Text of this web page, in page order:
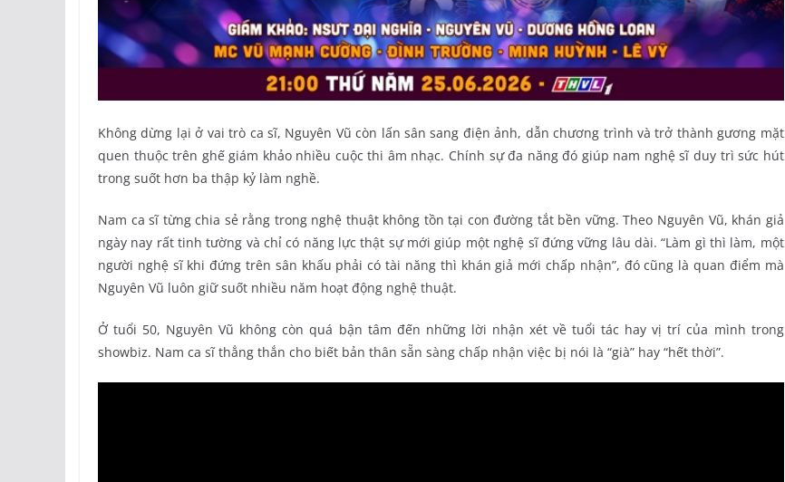
Không dừng lại ở vai trò ca sĩ, Nguyên Vũ còn lấn sân sang điện ảnh, dẫn chương trình và trở thành gương mặt
quen thuộc trên ghế giám khảo nhiều cuộc thi âm nhạc. Chính sự đa năng đó giúp nam nghệ sĩ duy trì sức hút
trong suốt hơn ba thập kỷ làm nghề.
Nam ca sĩ từng chia sẻ rằng trong nghệ thuật không tồn tại con đường tắt bền vững. Theo Nguyên Vũ, khán giả
ngày nay rất tinh tường và chỉ có năng lực thật sự mới giúp một nghệ sĩ đứng vững lâu dài. “Làm gì thì làm, một
người nghệ sĩ khi đứng trên sân khấu phải có tài năng thì khán giả mới chấp nhận”, đó cũng là quan điểm mà
Nguyên Vũ luôn giữ suốt nhiều năm hoạt động nghệ thuật.
Ở tuổi 50, Nguyên Vũ không còn quá bận tâm đến những lời nhận xét về tuổi tác hay vị trí của mình trong
showbiz. Nam ca sĩ thẳng thắn cho biết bản thân sẵn sàng chấp nhận việc bị nói là “già” hay “hết thời”.